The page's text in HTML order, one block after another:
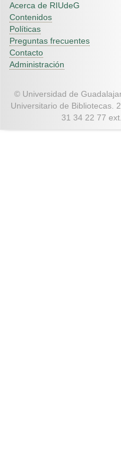
Acerca de RIUdeG
Contenidos
Políticas
Preguntas frecuentes
Contacto
Administración
© Universidad de
Universitario de Bibliotecas.
31 34 22 77